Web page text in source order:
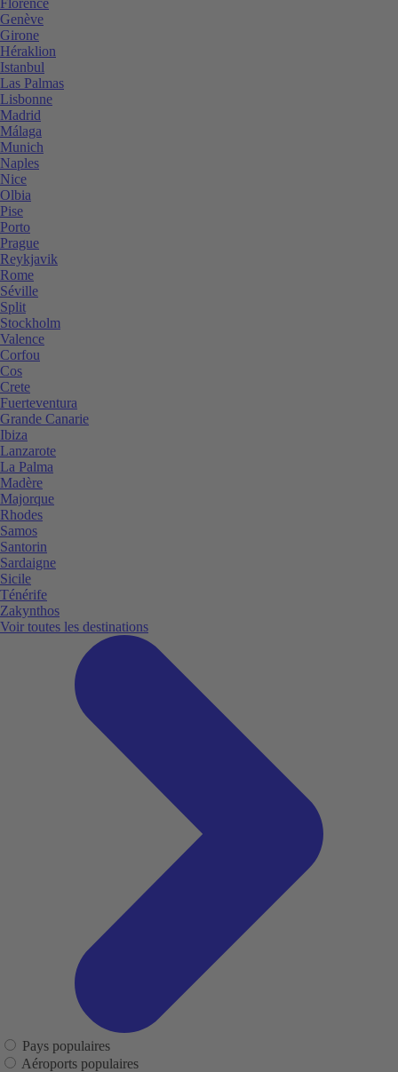
Genève
Girone
Héraklion
Istanbul
Las Palmas
Lisbonne
Madrid
Málaga
Munich
Naples
Nice
Olbia
Pise
Porto
Prague
Reykjavik
Rome
Séville
Split
Stockholm
Valence
Corfou
Cos
Crete
Fuerteventura
Grande Canarie
Ibiza
Lanzarote
La Palma
Madère
Majorque
Rhodes
Samos
Santorin
Sardaigne
Sicile
Ténérife
Zakynthos
Voir toutes les destinations
Pays populaires
Aéroports populaires